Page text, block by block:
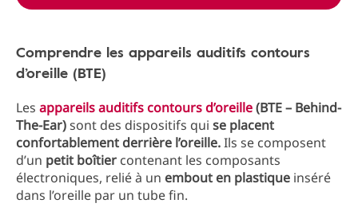
Comprendre les appareils auditifs contours
d’oreille (BTE)
Les appareils auditifs contours d’oreille(BTE – Behind-
The-Ear)sont des dispositifs qui se placent
confortablement derrière l’oreille.Ils se composent
d’un petit boîtier contenant les composants
électroniques, relié à un embout en plastique inséré
dans l’oreille par un tube fin.